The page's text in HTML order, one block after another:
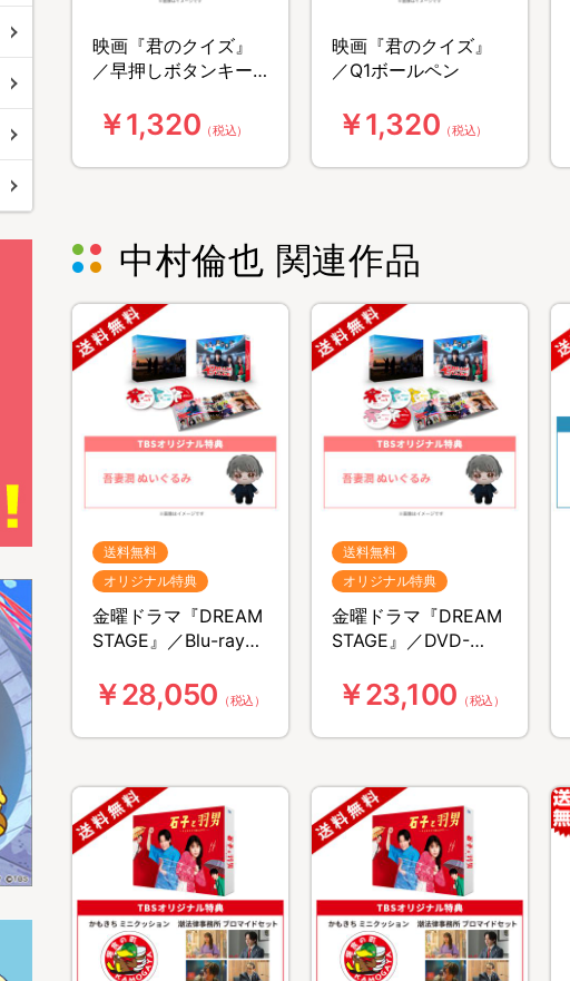
映画『君のクイズ』
／早押しボタンキー
￥1,320 （税込）
映画『君のクイズ』
／Q1ボールペン
￥1,320 （税込）
中村倫也 関連作品
送料無料
オリジナル特典
金曜ドラマ『DREAM
STAGE』／Blu-ray
特典付き・送料無
料・3枚組）
￥28,050 （税込）
送料無料
オリジナル特典
金曜ドラマ『DREAM
STAGE』／DVD-
特典付き・送料無
料・6枚組）
￥23,100 （税込）